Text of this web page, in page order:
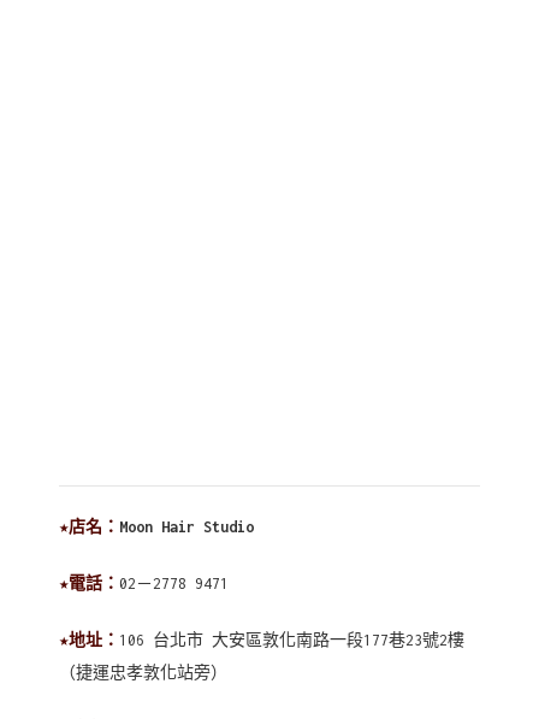
★店名： Moon Hair Studio
★電話： 02－2778 9471
★地址： 106 台北市 大安區敦化南路一段177巷23號2樓
（捷運忠孝敦化站旁）